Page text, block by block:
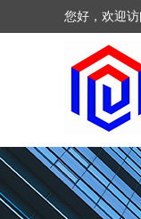
您好，欢迎